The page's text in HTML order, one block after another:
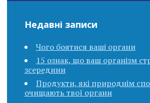
Недавні записи
Чого боятися ваші органи
15 ознак, що ваш організм
зсередини
Продукти, які природнім
очищають твої органи